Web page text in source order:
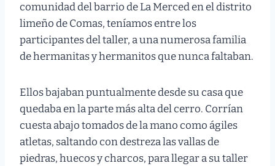
comunidad del barrio de La Merced en el distrito
limeño de Comas, teníamos entre los
participantes del taller, a una numerosa familia
de hermanitas y hermanitos que nunca faltaban.
Ellos bajaban puntualmente desde su casa que
quedaba en la parte más alta del cerro. Corrían
cuesta abajo tomados de la mano como ágiles
atletas, saltando con destreza las vallas de
piedras, huecos y charcos, para llegar a su taller